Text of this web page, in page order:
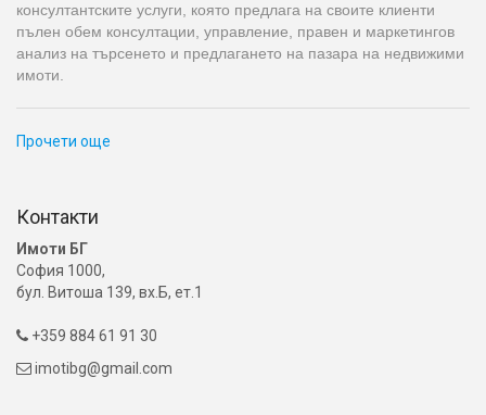
консултантските услуги, която предлага на своите клиенти
пълен обем консултации, управление, правен и маркетингов
анализ на търсенето и предлагането на пазара на недвижими
имоти.
Прочети още
Контакти
Имоти БГ
София 1000,
бул. Витоша 139, вх.Б, ет.1
 +359 884 61 91 30
 imotibg@gmail.com